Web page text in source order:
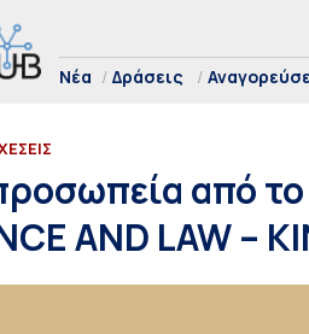
Νέα Δράσεις
από το
AND LAW –